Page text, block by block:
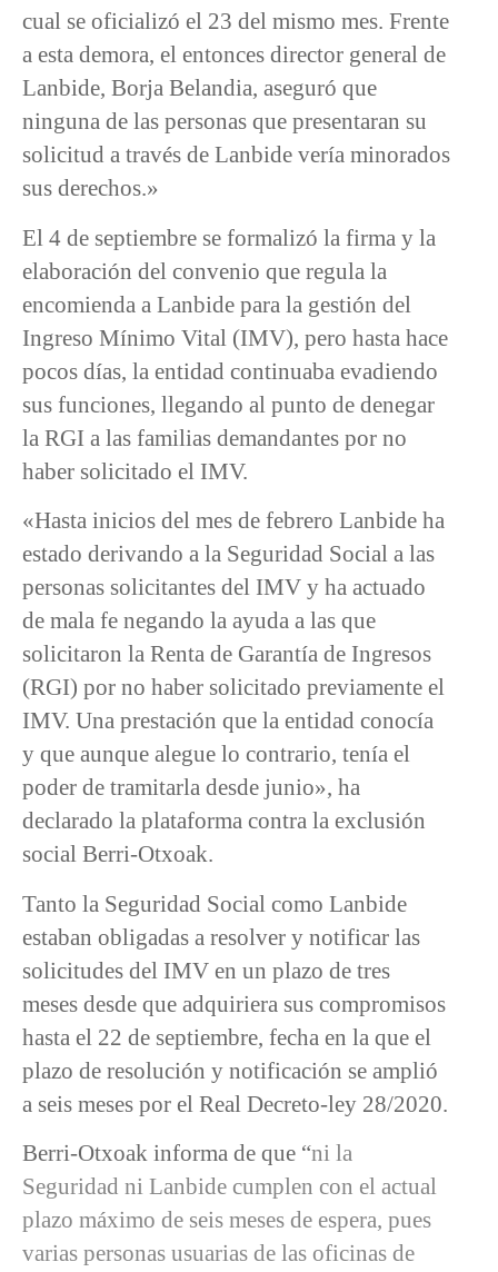
cual se oficializó el 23 del mismo mes. Frente
a esta demora, el entonces director general de
Lanbide, Borja Belandia, aseguró que
ninguna de las personas que presentaran su
solicitud a través de Lanbide vería minorados
sus derechos.»
El 4 de septiembre se formalizó la firma y la
elaboración del convenio que regula la
encomienda a Lanbide para la gestión del
Ingreso Mínimo Vital (IMV), pero hasta hace
pocos días, la entidad continuaba evadiendo
sus funciones, llegando al punto de denegar
la RGI a las familias demandantes por no
haber solicitado el IMV.
«Hasta inicios del mes de febrero Lanbide ha
estado derivando a la Seguridad Social a las
personas solicitantes del IMV y ha actuado
de mala fe negando la ayuda a las que
solicitaron la Renta de Garantía de Ingresos
(RGI) por no haber solicitado previamente el
IMV. Una prestación que la entidad conocía
y que aunque alegue lo contrario, tenía el
poder de tramitarla desde junio», ha
declarado la plataforma contra la exclusión
social Berri-Otxoak.
Tanto la Seguridad Social como Lanbide
estaban obligadas a resolver y notificar las
solicitudes del IMV en un plazo de tres
meses desde que adquiriera sus compromisos
hasta el 22 de septiembre, fecha en la que el
plazo de resolución y notificación se amplió
a seis meses por el Real Decreto-ley 28/2020.
Berri-Otxoak informa de que “ni la
Seguridad ni Lanbide cumplen con el actual
plazo máximo de seis meses de espera, pues
varias personas usuarias de las oficinas de